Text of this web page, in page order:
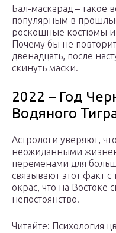
Бал-маскарад – такое
популярным в
роскошные костюмы и
Почему бы не
двенадцать, после
скинуть маски.
2022 – Год
Водяного
Астрологи уверяют,
неожиданными
переменами для
связывают этот факт с
окрас, что на Востоке
непостоянство.
Читайте: Психология